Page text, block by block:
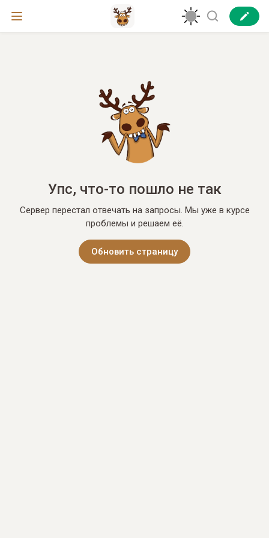
Упс, что-то пошло не так
Сервер перестал отвечать на запросы. Мы уже в курсе
проблемы и решаем её.
Обновить страницу